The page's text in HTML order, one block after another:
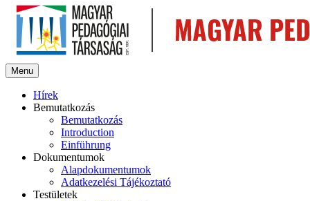
Menu
Hírek
Bemutatkozás
Bemutatkozás
Introduction
Einführung
Dokumentumok
Alapdokumentumok
Adatkezelési Tájékoztató
Testületek